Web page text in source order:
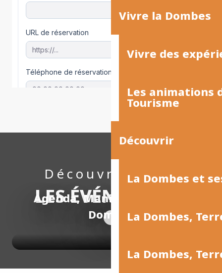
Vivre la Dombes
Vivre des
Les animations
Tourisme
Découvrir
La Dombes et
La Dombes,
La Dombes,
Découvrez tous
LES ÉVÉNEMENTS
Agenda, Manifestations en
Dombes